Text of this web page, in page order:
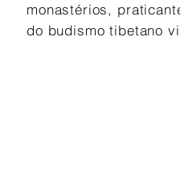
monastérios,
do budismo tibetano